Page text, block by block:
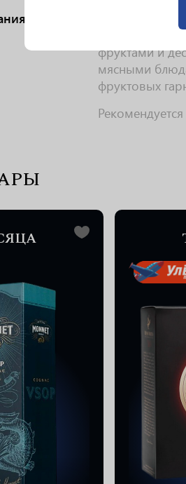
Этот коньяк
сочетается
фруктами и
мясными
фруктовых